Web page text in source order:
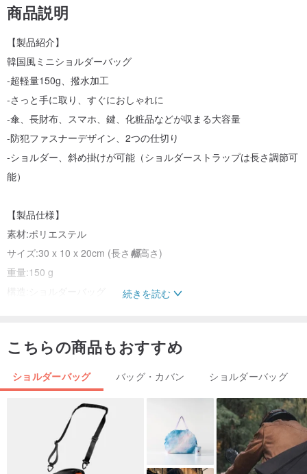
商品説明
【製品紹介】
韓国風ミニショルダーバッグ
-超軽量150g、撥水加工
-さっと手に取り、すぐにおしゃれに
-傘、長財布、スマホ、鍵、化粧品などが収まる大容量
-防犯ファスナーデザイン、2つの仕切り
-ショルダー、斜め掛けが可能（ショルダーストラップは長さ調節可
能）
【製品仕様】
素材:ポリエステル
サイズ:30 x 10 x 20cm (長さ 幅高さ)
重量:150 g
構造:ショルダーバッグ
ます）
#ミニバッグ #便利 #実用的 #ショルダーバッグ #斜め掛けバッグ #
ナイロン #スマート #軽量 #トレンド #使いやすい #バレンタインギ
続きを読む
こちらの商品もおすすめ
ショルダーバッグ バッグ・カバン ショルダーバッグ